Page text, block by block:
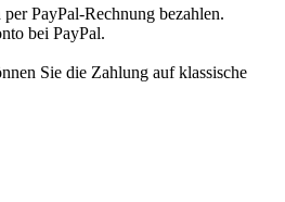
PayPal-Rechnung bezahlen.
bei PayPal.
Sie die Zahlung auf klassische